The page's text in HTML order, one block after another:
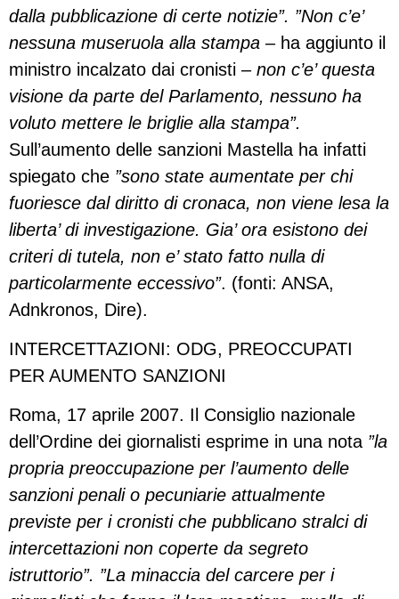
dalla pubblicazione di certe notizie”. ”Non c’e’
nessuna museruola alla stampa – ha aggiunto il
ministro incalzato dai cronisti – non c’e’ questa
visione da parte del Parlamento, nessuno ha
voluto mettere le briglie alla stampa”.
Sull’aumento delle sanzioni Mastella ha infatti
spiegato che ”sono state aumentate per chi
fuoriesce dal diritto di cronaca, non viene lesa la
liberta’ di investigazione. Gia’ ora esistono dei
criteri di tutela, non e’ stato fatto nulla di
particolarmente eccessivo”. (fonti: ANSA,
Adnkronos, Dire).
INTERCETTAZIONI: ODG, PREOCCUPATI
PER AUMENTO SANZIONI
Roma, 17 aprile 2007. Il Consiglio nazionale
dell’Ordine dei giornalisti esprime in una nota ”la
propria preoccupazione per l’aumento delle
sanzioni penali o pecuniarie attualmente
previste per i cronisti che pubblicano stralci di
intercettazioni non coperte da segreto
istruttorio”. ”La minaccia del carcere per i